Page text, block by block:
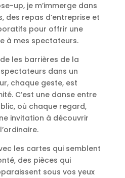
up, je m’immerge dans
des repas d’entreprise et
pour offrir une
à mes spectateurs.
les barrières de la
dans un
chaque geste, est
C’est une danse entre
où chaque regard,
invitation à découvrir
les cartes qui semblent
des pièces qui
sous vos yeux